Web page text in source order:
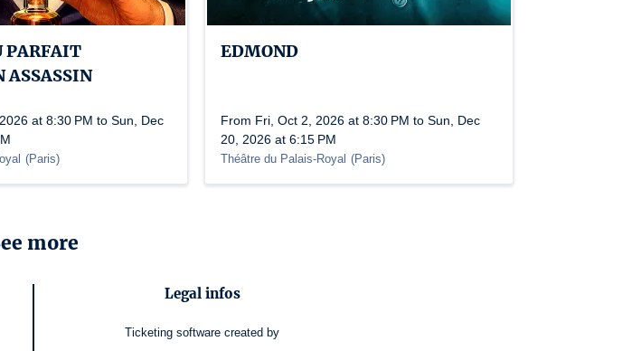
PARFAIT
ASSASSIN
at 8:30 PM to Sun, Dec
(Paris)
EDMOND
From Fri, Oct 2, 2026 at 8:30 PM to Sun, Dec
20, 2026 at 6:15 PM
Théâtre du Palais-Royal (Paris)
more
Legal infos
Ticketing software created by